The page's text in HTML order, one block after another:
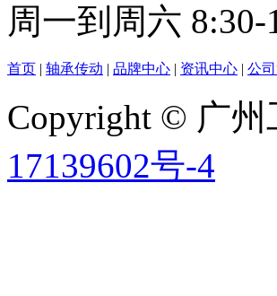
周一到周六 8:30-
首页 | 轴承传动 | 品牌中心 | 资讯中心 | 公
Copyright © 广
17139602号-4